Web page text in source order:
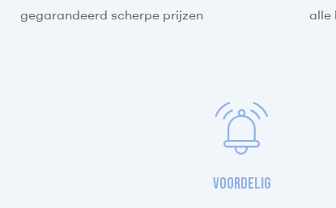
gegarandeerd scherpe prijzen alle
Voordelig